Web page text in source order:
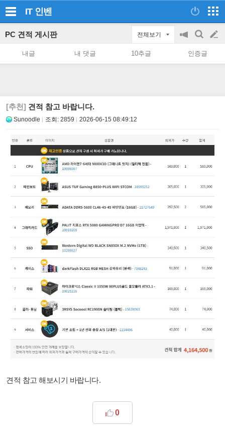
IT 인벤
PC 견적 게시판 전체보기
공
on/off
검
색
글
쓰
내글 내 댓글 10추글 인증글
[추천] 견적 참고 바랍니다.
Sunoodle 조회: 2859 2026-06-15 08:49:12
견적 참고 해보시기 바랍니다.
0